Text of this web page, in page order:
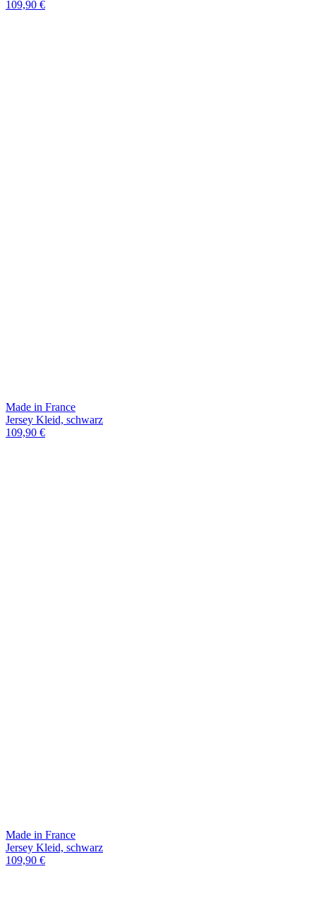
109,90 €
Made in France
Jersey Kleid, schwarz
109,90 €
Made in France
Jersey Kleid, schwarz
109,90 €